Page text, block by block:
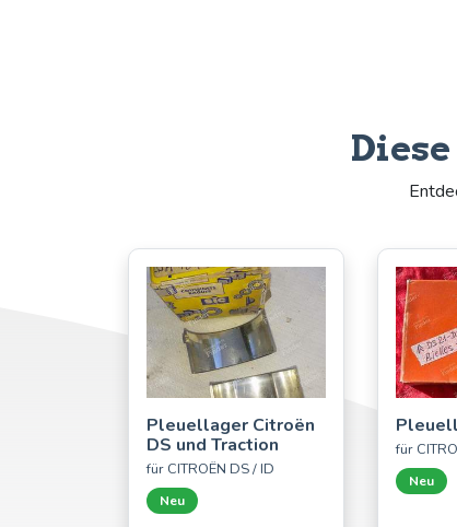
Pleuellager Citroën
DS und Traction
für CITROËN DS / ID
Neu
für
Neu